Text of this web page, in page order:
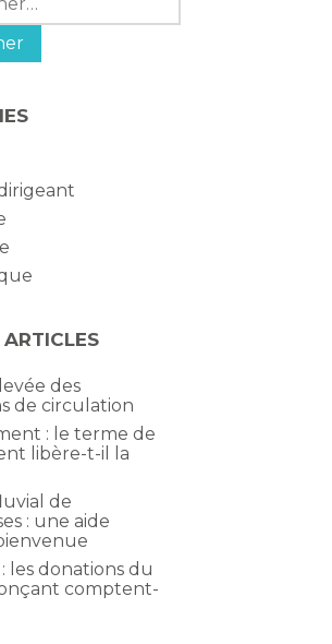
ARTICLES
des
de circulation
: le terme de
libère-t-il la
de
: une aide
les donations du
comptent-